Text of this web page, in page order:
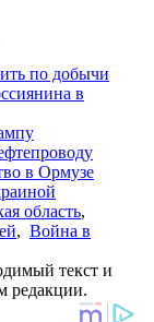
по добычи
в
в Ормузе
область,
, Война в
текст и
редакции.